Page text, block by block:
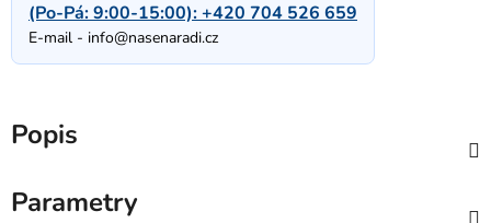
(Po-Pá: 9:00-15:00):+420 704 526 659
E-mail - info@nasenaradi.cz
Popis
Parametry